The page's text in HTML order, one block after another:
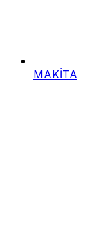
MAKİTA